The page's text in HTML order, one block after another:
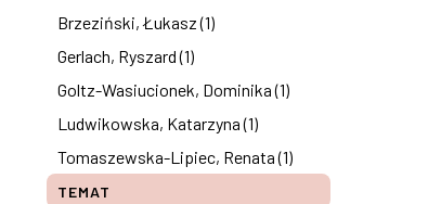
Brzeziński, Łukasz (1)
Gerlach, Ryszard (1)
Goltz-Wasiucionek, Dominika (1)
Ludwikowska, Katarzyna (1)
Tomaszewska-Lipiec, Renata (1)
TEMAT